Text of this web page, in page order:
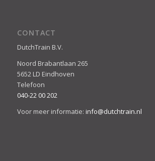
CONTACT
DutchTrain B.V.
Noord Brabantlaan 265
5652 LD Eindhoven
Telefoon
040-22 00 202
Voor meer informatie: info@dutchtrain.nl